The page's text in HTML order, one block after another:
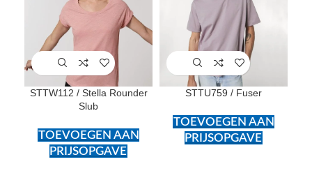
STTW112 / Stella Rounder
Slub
TOEVOEGEN AAN
PRIJSOPGAVE
STTU759 / Fuser
TOEVOEGEN AAN
PRIJSOPGAVE